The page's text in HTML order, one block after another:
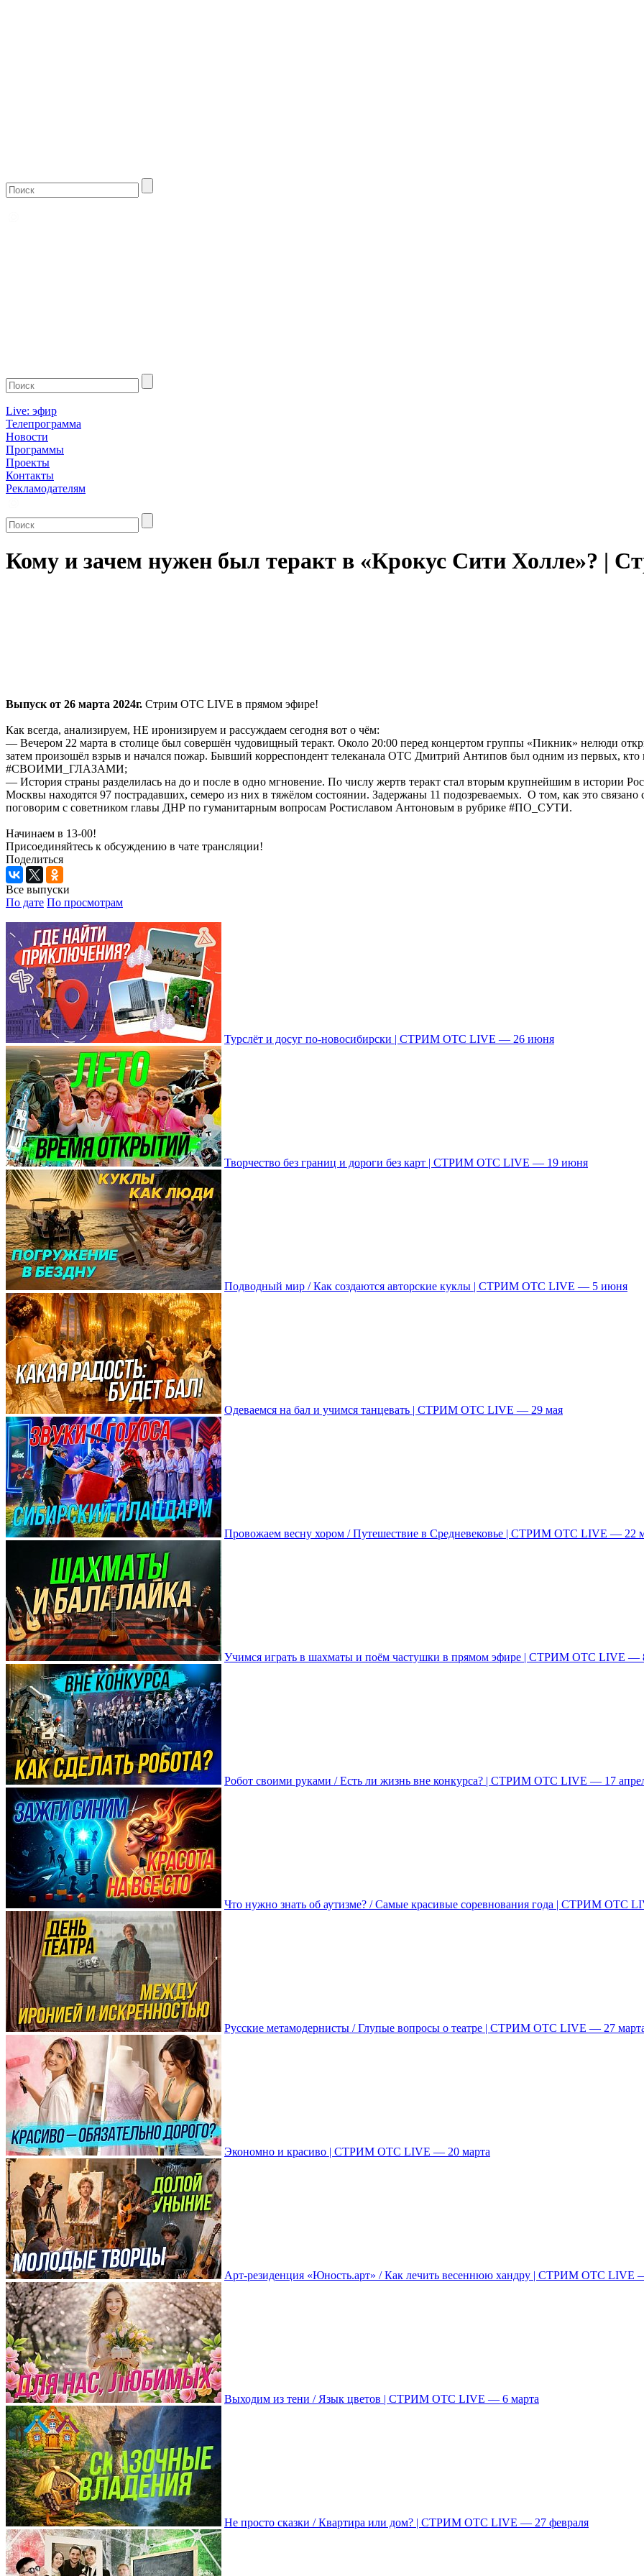
Live: эфир
Телепрограмма
Новости
Программы
Проекты
Контакты
Рекламодателям
Кому и зачем нужен был теракт в «Крокус Сити Холле»? |
Выпуск от 26 марта 2024г. Стрим ОТС LIVE в прямом эфире!
Как всегда, анализируем, НЕ иронизируем и рассуждаем сегодня вот о чём:
— Вечером 22 марта в столице был совершён чудовищный теракт. Около 20:00 перед концертом группы «Пикник» нелюди
затем произошёл взрыв и начался пожар. Бывший корреспондент телеканала ОТС Дмитрий Антипов был одним из первых, кто
#СВОИМИ_ГЛАЗАМИ;
— История страны разделилась на до и после в одно мгновение. По числу жертв теракт стал вторым крупнейшим в истории
Москвы находятся 97 пострадавших, семеро из них в тяжёлом состоянии. Задержаны 11 подозреваемых. О том, как это связано
поговорим с советником главы ДНР по гуманитарным вопросам Ростиславом Антоновым в рубрике #ПО_СУТИ.
Начинаем в 13-00!
Присоединяйтесь к обсуждению в чате трансляции!
Поделиться
Все выпуски
По дате По просмотрам
Турслёт и досуг по-новосибирски | СТРИМ ОТС LIVE — 26 июня
Творчество без границ и дороги без карт | СТРИМ ОТС LIVE — 19 июня
Подводный мир / Как создаются авторские куклы | СТРИМ ОТС LIVE — 5 июня
Одеваемся на бал и учимся танцевать | СТРИМ ОТС LIVE — 29 мая
Провожаем весну хором / Путешествие в Средневековье | СТРИМ ОТС LIVE — 22
Учимся играть в шахматы и поём частушки в прямом эфире | СТРИМ ОТС LIVE —
Робот своими руками / Есть ли жизнь вне конкурса? | СТРИМ ОТС LIVE — 17
Что нужно знать об аутизме? / Самые красивые соревнования года | СТРИМ ОТС
Русские метамодернисты / Глупые вопросы о театре | СТРИМ ОТС LIVE — 27
Экономно и красиво | СТРИМ ОТС LIVE — 20 марта
Арт-резиденция «Юность.арт» / Как лечить весеннюю хандру | СТРИМ ОТС LIVE
Выходим из тени / Язык цветов | СТРИМ ОТС LIVE — 6 марта
Не просто сказки / Квартира или дом? | СТРИМ ОТС LIVE — 27 февраля